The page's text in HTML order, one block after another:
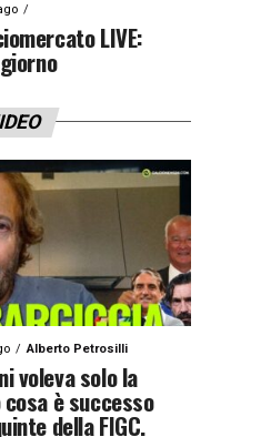
LIVE:
Alberto Petrosilli
voleva solo la
è successo
della FIGC.